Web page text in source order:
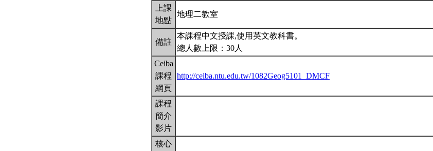
上課
地點
地理二教室
備註
本課程中文授課,使用英文教科書。
總人數上限：30人
Ceiba
課程
網頁
http://ceiba.ntu.edu.tw/1082Geog5101_DMCF
課程
簡介
影片
核心